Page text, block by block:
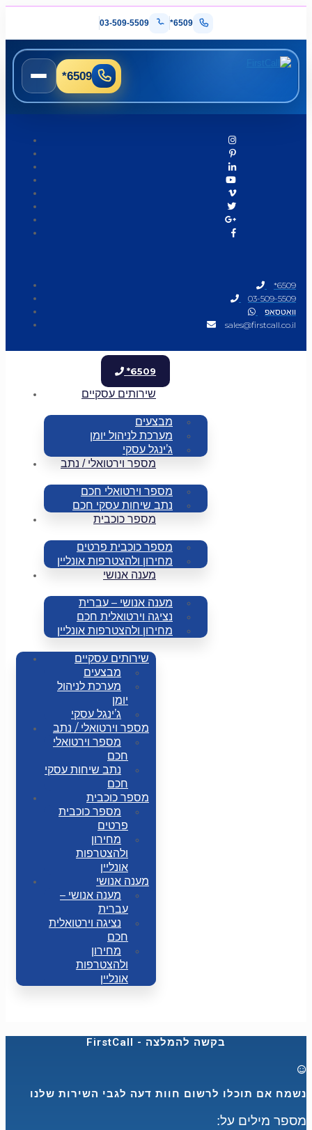
*6509
03-509-5509
*6509
*6509
03-509-5509
וואטסאפ
sales@firstcall.co.il
*6509
שירותים עסקיים
מבצעים
מערכת לניהול יומן
ג’ינגל עסקי
מספר וירטואלי / נתב
מספר וירטואלי חכם
נתב שיחות עסקי חכם
מספר כוכבית
מספר כוכבית פרטים
מחירון ולהצטרפות אונליין
מענה אנושי
מענה אנושי – עברית
נציגה וירטואלית חכם
מחירון ולהצטרפות אונליין
שירותים עסקיים
מבצעים
מערכת לניהול
יומן
ג’ינגל עסקי
מספר וירטואלי / נתב
מספר וירטואלי
חכם
נתב שיחות עסקי
חכם
מספר כוכבית
מספר כוכבית
פרטים
מחירון
ולהצטרפות
אונליין
מענה אנושי
מענה אנושי –
עברית
נציגה וירטואלית
חכם
מחירון
ולהצטרפות
אונליין
FirstCall - בקשה להמלצה
נשמח אם תוכלו לרשום חוות דעה לגבי השירות שלנו
:מספר מילים על